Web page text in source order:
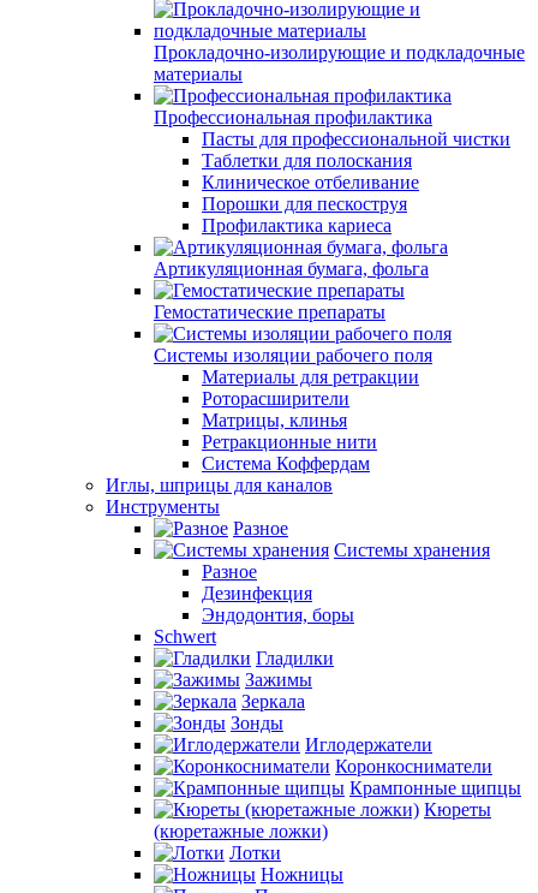
Прокладочно-изолирующие и подкладочные
материалы
Профессиональная профилактика
Пасты для профессиональной чистки
Таблетки для полоскания
Клиническое отбеливание
Порошки для пескоструя
Профилактика кариеса
Артикуляционная бумага, фольга
Гемостатические препараты
Системы изоляции рабочего поля
Материалы для ретракции
Роторасширители
Матрицы, клинья
Ретракционные нити
Система Коффердам
Иглы, шприцы для каналов
Инструменты
Разное
Системы хранения
Разное
Дезинфекция
Эндодонтия, боры
Schwert
Гладилки
Зажимы
Зеркала
Зонды
Иглодержатели
Коронкосниматели
Крампонные щипцы
Кюреты
(кюретажные ложки)
Лотки
Ножницы